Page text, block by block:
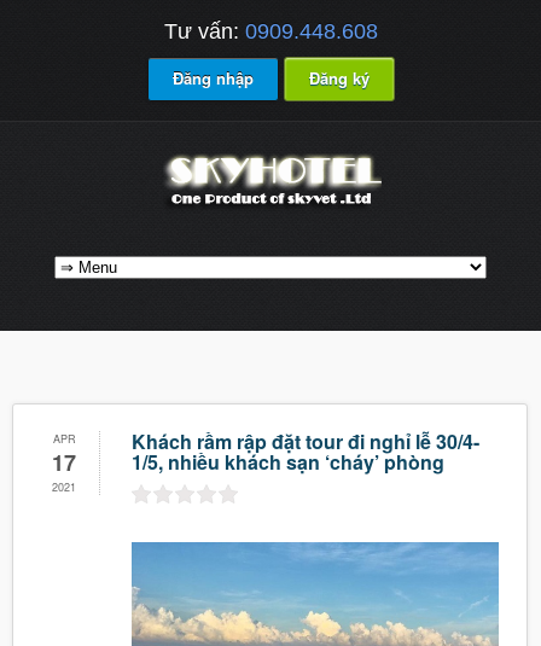
Tư vấn: 0909.448.608
Đăng nhập Đăng ký
APR
17
2021
Khách rầm rập đặt tour đi nghỉ lễ 30/4-
1/5, nhiều khách sạn ‘cháy’ phòng